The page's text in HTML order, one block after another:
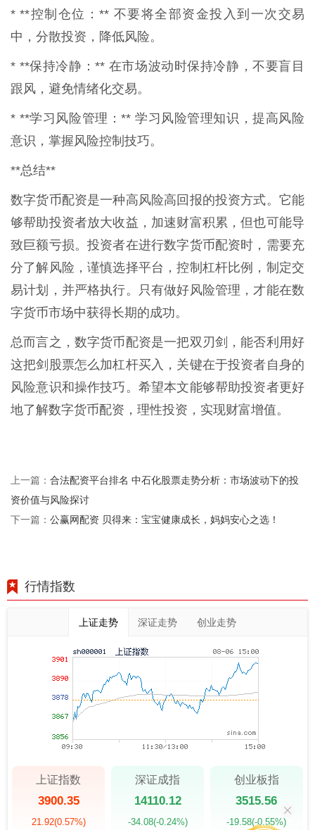
* **控制仓位：** 不要将全部资金投入到一次交易
中，分散投资，降低风险。
* **保持冷静：** 在市场波动时保持冷静，不要盲目
跟风，避免情绪化交易。
* **学习风险管理：** 学习风险管理知识，提高风险
意识，掌握风险控制技巧。
**总结**
数字货币配资是一种高风险高回报的投资方式。它能
够帮助投资者放大收益，加速财富积累，但也可能导
致巨额亏损。投资者在进行数字货币配资时，需要充
分了解风险，谨慎选择平台，控制杠杆比例，制定交
易计划，并严格执行。只有做好风险管理，才能在数
字货币市场中获得长期的成功。
总而言之，数字货币配资是一把双刃剑，能否利用好
这把剑股票怎么加杠杆买入，关键在于投资者自身的
风险意识和操作技巧。希望本文能够帮助投资者更好
地了解数字货币配资，理性投资，实现财富增值。
上一篇： 合法配资平台排名 中石化股票走势分析：市场波动下的投
资价值与风险探讨
下一篇： 公赢网配资 贝得来：宝宝健康成长，妈妈安心之选！
行情指数
上证走势 深证走势 创业走势
上证指数
3900.35
21.92(0.57%)
深证成指
14110.12
-34.08(-0.24%)
创业板指
3515.56
-19.58(-0.55%)